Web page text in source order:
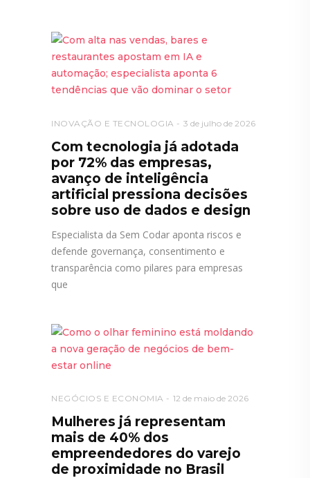
INOVAÇÃO E TECNOLOGIA 3 de julho de 2026
Com tecnologia já adotada
por 72% das empresas,
avanço de inteligência
artificial pressiona decisões
sobre uso de dados e design
Especialista da Sem Codar aponta riscos e
defende governança, consentimento e
transparência como pilares para empresas
que
NEGÓCIOS E ECONOMIA 12 de maio de 2026
Mulheres já representam
mais de 40% dos
empreendedores do varejo
de proximidade no Brasil